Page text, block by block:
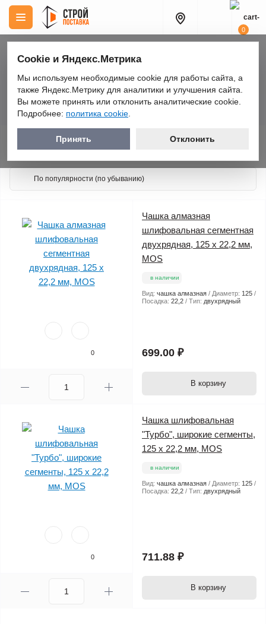
0
Расходные материалы Чашки алмазные
Чашки алмазные
0
Чашка алмазная
шлифовальная сегментная
двухрядная, 125 х 22,2 мм,
MOS
в наличии
Вид: чашка алмазная Диаметр: 125
Посадка: 22,2 Тип: двухрядный
699.00 ₽
В корзину
0
Чашка шлифовальная
"Турбо", широкие сегменты,
125 х 22,2 мм, MOS
в наличии
Вид: чашка алмазная Диаметр: 125
Посадка: 22,2 Тип: двухрядный
711.88 ₽
В корзину
Cookie и Яндекс.Метрика
Мы используем необходимые cookie для работы сайта, а
также Яндекс.Метрику для аналитики и улучшения сайта.
Вы можете принять или отклонить аналитические cookie.
Подробнее: политика cookie
Принять Отклонить